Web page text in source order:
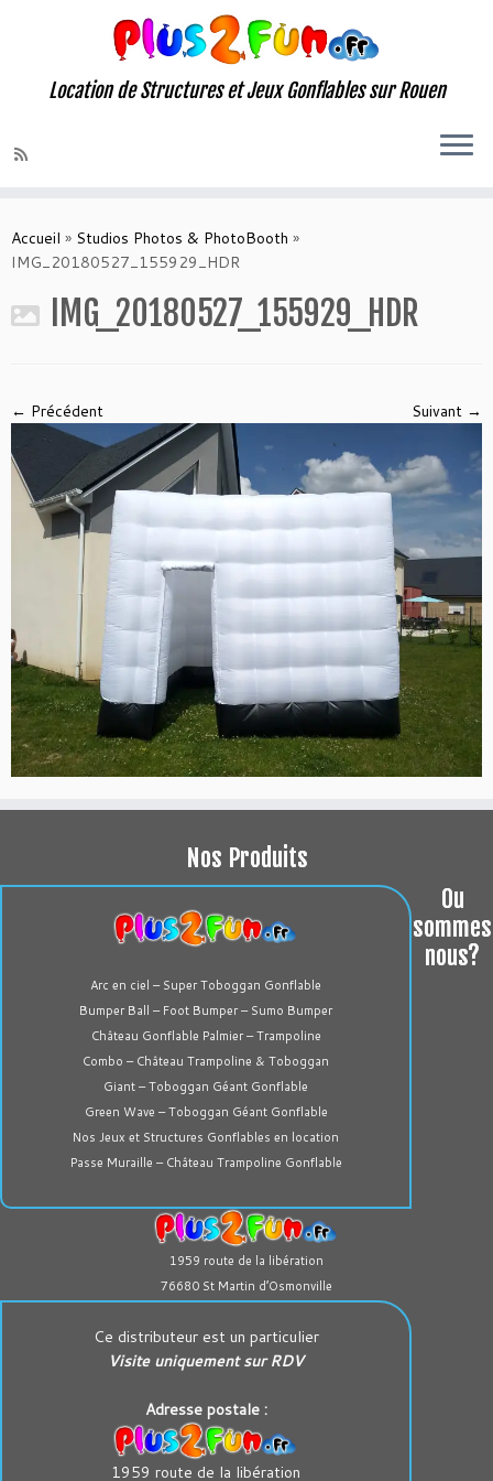
to
content
Location de Structures et Jeux Gonflables sur Rouen
Accueil » Studios Photos & PhotoBooth »
IMG_20180527_155929_HDR
IMG_20180527_155929_HDR
← Précédent Suivant →
Nos Produits
Arc en ciel – Super Toboggan Gonflable
Bumper Ball – Foot Bumper – Sumo Bumper
Château Gonflable Palmier – Trampoline
Combo – Château Trampoline & Toboggan
Giant – Toboggan Géant Gonflable
Green Wave – Toboggan Géant Gonflable
Nos Jeux et Structures Gonflables en location
Passe Muraille – Château Trampoline Gonflable
Ou
sommes
nous?
1959 route de la libération
76680 St Martin d’Osmonville
Ce distributeur est un particulier
Visite uniquement sur RDV
Adresse postale :
1959 route de la libération